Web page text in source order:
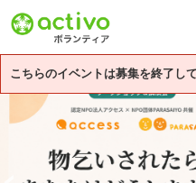
こちらのイベントは募集を終了して
基本情報 募集詳細